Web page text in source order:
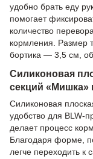
удобно брать еду
помогает
количество
кормления. Размер
бортика — 3,5 см,
Силиконовая
секций «Мишка»
Силиконовая
удобство для BLW-
делает процесс
Благодаря форме,
легче переходить к